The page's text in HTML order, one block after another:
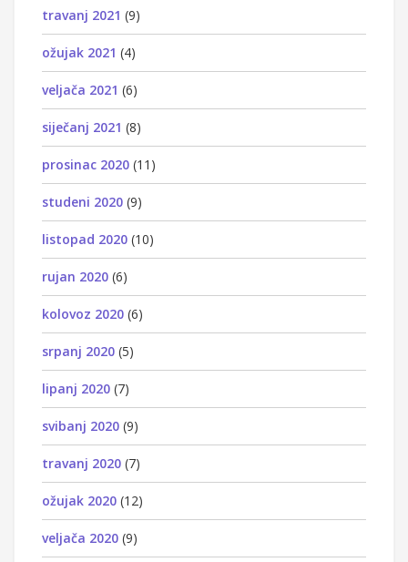
travanj 2021 (9)
ožujak 2021 (4)
veljača 2021 (6)
siječanj 2021 (8)
prosinac 2020 (11)
studeni 2020 (9)
listopad 2020 (10)
rujan 2020 (6)
kolovoz 2020 (6)
srpanj 2020 (5)
lipanj 2020 (7)
svibanj 2020 (9)
travanj 2020 (7)
ožujak 2020 (12)
veljača 2020 (9)